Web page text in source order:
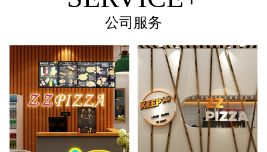
公司服务